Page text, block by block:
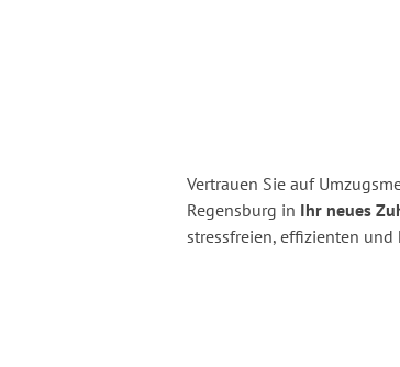
Vertrauen Sie auf
Regensburg in Ihr neues
stressfreien, effizienten